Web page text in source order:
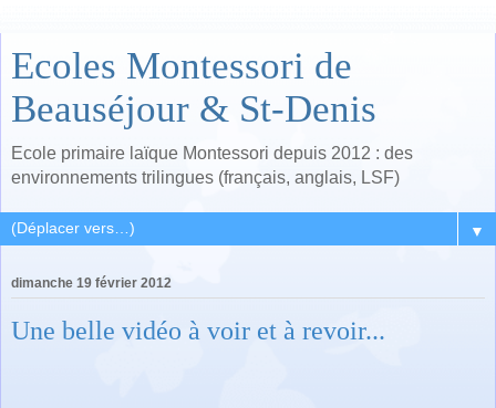
Ecoles Montessori de
Beauséjour & St-Denis
Ecole primaire laïque Montessori depuis 2012 : des
environnements trilingues (français, anglais, LSF)
▼
dimanche 19 février 2012
Une belle vidéo à voir et à revoir...